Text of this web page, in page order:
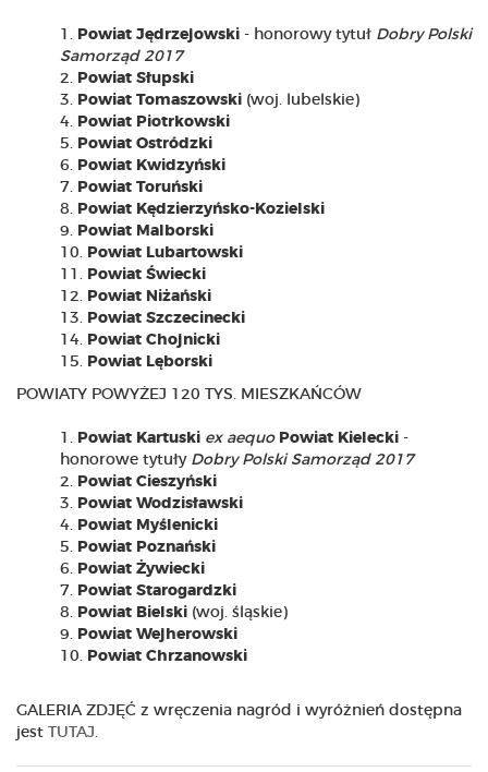
Powiat Jędrzejowski - honorowy tytuł Dobry Polski
Samorząd 2017
Powiat Słupski
Powiat Tomaszowski (woj. lubelskie)
Powiat Piotrkowski
Powiat Ostródzki
Powiat Kwidzyński
Powiat Toruński
Powiat Kędzierzyńsko-Kozielski
Powiat Malborski
Powiat Lubartowski
Powiat Świecki
Powiat Niżański
Powiat Szczecinecki
Powiat Chojnicki
Powiat Lęborski
POWIATY POWYŻEJ 120 TYS. MIESZKAŃCÓW
Powiat Kartuski ex aequo Powiat Kielecki -
honorowe tytuły Dobry Polski Samorząd 2017
Powiat Cieszyński
Powiat Wodzisławski
Powiat Myślenicki
Powiat Poznański
Powiat Żywiecki
Powiat Starogardzki
Powiat Bielski (woj. śląskie)
Powiat Wejherowski
Powiat Chrzanowski
GALERIA ZDJĘĆ z wręczenia nagród i wyróżnień dostępna
jest
TUTAJ.